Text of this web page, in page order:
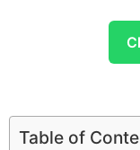
Table of